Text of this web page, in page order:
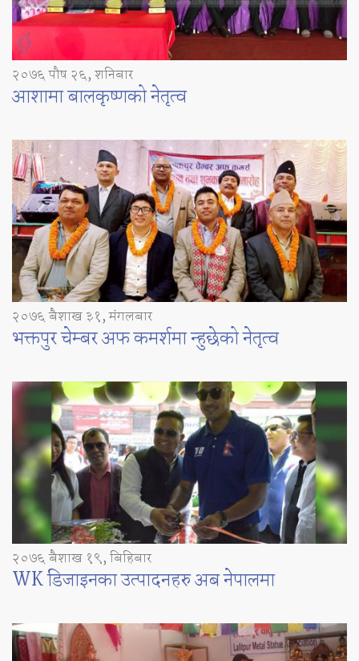
२०७६ पौष २६, शनिबार
आशामा बालकृष्णको नेतृत्व
२०७६ बैशाख ३१, मंगलबार
भक्तपुर चेम्बर अफ कमर्शमा न्हुछेको नेतृत्व
२०७६ बैशाख १९, बिहिबार
WK डिजाइनका उत्पादनहरु अब नेपालमा